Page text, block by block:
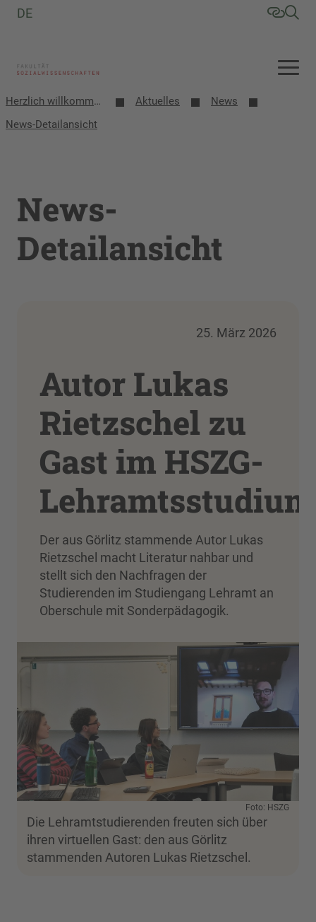
DE
Herzlich willkommen an der Fakultät Sozialwissenschaften Aktuelles
News
News-Detailansicht
News-
Detailansicht
25. März 2026
Autor Lukas
Rietzschel zu
Gast im HSZG-
Lehramtsstudium
Der aus Görlitz stammende Autor Lukas
Rietzschel macht Literatur nahbar und
stellt sich den Nachfragen der
Studierenden im Studiengang Lehramt an
Oberschule mit Sonderpädagogik.
Foto: HSZG
Die Lehramtstudierenden freuten sich über
ihren virtuellen Gast: den aus Görlitz
stammenden Autoren Lukas Rietzschel.